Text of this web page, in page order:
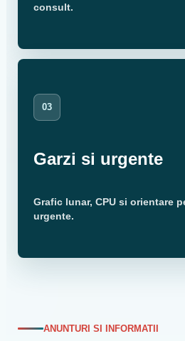
consult.
03
Garzi si urgente
Grafic lunar, CPU si orientare
urgente.
ANUNTURI SI INFORMATII